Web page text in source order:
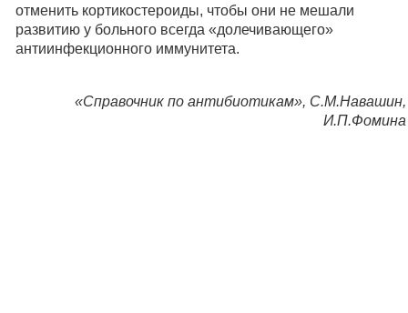
отменить кортикостероиды, чтобы они не мешали
развитию у больного всегда «долечивающего»
антиинфекционного иммунитета.
«Справочник по антибиотикам», С.М.Навашин,
И.П.Фомина